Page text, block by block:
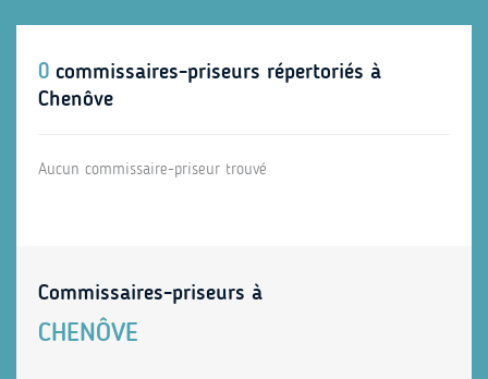
0 commissaires-priseurs répertoriés à
Chenôve
Aucun commissaire-priseur trouvé
Commissaires-priseurs à
CHENÔVE